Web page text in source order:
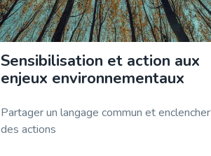
Sensibilisation et action aux
enjeux environnementaux
Partager un langage commun et enclencher
des actions